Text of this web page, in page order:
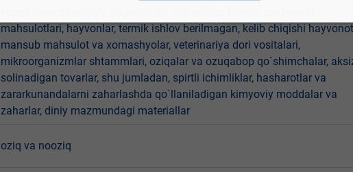
mahsulotlari, hayvonlar, termik ishlov berilmagan, kelib chiqishi
mansub mahsulot va xomashyolar, veterinariya dori vositalari,
mikroorganizmlar shtammlari, oziqalar va ozuqabop qo`shimchalar,
solinadigan tovarlar, shu jumladan, spirtli ichimliklar, hasharotlar va
zararkunandalarni zaharlashda qo`llaniladigan kimyoviy moddalar va
zaharlar, diniy mazmundagi materiallar
oziq va nooziq